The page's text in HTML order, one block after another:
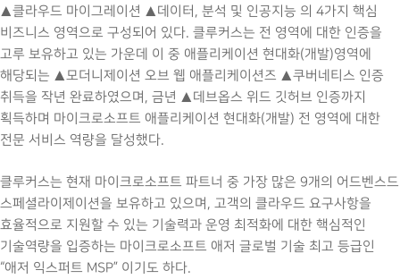
▲클라우드 마이그레이션 ▲데이터, 분석 및 인공지능 의 4가지 핵심
비즈니스 영역으로 구성되어 있다. 클루커스는 전 영역에 대한 인증을
고루 보유하고 있는 가운데 이 중 애플리케이션 현대화(개발)영역에
해당되는 ▲모더니제이션 오브 웹 애플리케이션즈 ▲쿠버네티스 인증
취득을 작년 완료하였으며, 금년 ▲데브옵스 위드 깃허브 인증까지
획득하며 마이크로소프트 애플리케이션 현대화(개발) 전 영역에 대한
전문 서비스 역량을 달성했다.
클루커스는 현재 마이크로소프트 파트너 중 가장 많은 9개의 어드벤스드
스페셜라이제이션을 보유하고 있으며, 고객의 클라우드 요구사항을
효율적으로 지원할 수 있는 기술력과 운영 최적화에 대한 핵심적인
기술역량을 입증하는 마이크로소프트 애저 글로벌 기술 최고 등급인
“애저 익스퍼트 MSP” 이기도 하다.